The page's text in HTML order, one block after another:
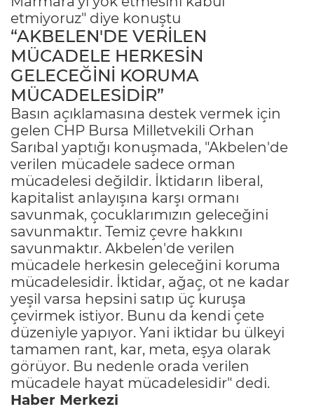
etmiyoruz" diye konuştu
“AKBELEN'DE VERİLEN
MÜCADELE HERKESİN
GELECEĞİNİ KORUMA
MÜCADELESİDİR”
Basın açıklamasına destek vermek için
gelen CHP Bursa Milletvekili Orhan
Sarıbal yaptığı konuşmada, "Akbelen'de
verilen mücadele sadece orman
mücadelesi değildir. İktidarın liberal,
kapitalist anlayışına karşı ormanı
savunmak, çocuklarımızın geleceğini
savunmaktır. Temiz çevre hakkını
savunmaktır. Akbelen'de verilen
mücadele herkesin geleceğini koruma
mücadelesidir. İktidar, ağaç, ot ne kadar
yeşil varsa hepsini satıp üç kuruşa
çevirmek istiyor. Bunu da kendi çete
düzeniyle yapıyor. Yani iktidar bu ülkeyi
tamamen rant, kar, meta, eşya olarak
görüyor. Bu nedenle orada verilen
mücadele hayat mücadelesidir" dedi.
Haber Merkezi